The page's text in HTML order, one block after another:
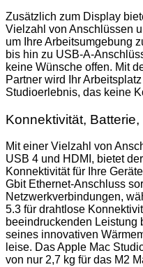
Zusätzlich zum Display
Vielzahl von Anschlüssen
um Ihre Arbeitsumgebung
bis hin zu USB-A-
keine Wünsche offen. Mit
Partner wird Ihr
Studioerlebnis, das keine
Konnektivität,
Mit einer Vielzahl von
USB 4 und HDMI, bietet
Konnektivität für Ihre
Gbit Ethernet-Anschluss
Netzwerkverbindungen,
5.3 für drahtlose
beeindruckenden Leistung
seines innovativen
leise. Das Apple Mac
von nur 2,7 kg für das M2